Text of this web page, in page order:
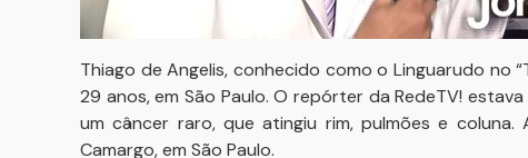
Thiago de Angelis, conhecido como o Linguarudo no
29 anos, em São Paulo. O repórter da RedeTV!
um câncer raro, que atingiu rim, pulmões e
Camargo, em São Paulo.